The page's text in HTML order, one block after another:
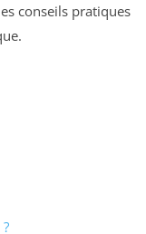
conseils pratiques